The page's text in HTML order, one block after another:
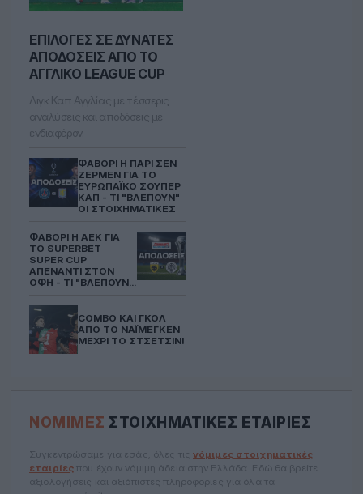
ΕΠΙΛΟΓΈΣ ΣΕ ΔΥΝΑΤΈΣ
ΑΠΟΔΌΣΕΙΣ ΑΠΌ ΤΟ
ΑΓΓΛΙΚΌ LEAGUE CUP
Λιγκ Καπ Αγγλίας με τέσσερις
αναλύσεις και αποδόσεις με
ενδιαφέρον.
ΦΑΒΟΡΊ Η ΠΑΡΊ ΣΕΝ
ΖΕΡΜΈΝ ΓΙΑ ΤΟ
ΕΥΡΩΠΑΪΚΌ ΣΟΎΠΕΡ
ΚΑΠ - ΤΙ "ΒΛΈΠΟΥΝ"
ΟΙ ΣΤΟΙΧΗΜΑΤΙΚΈΣ
ΦΑΒΟΡΊ Η ΑΕΚ ΓΙΑ
ΤΟ SUPERBET
SUPER CUP
ΑΠΈΝΑΝΤΙ ΣΤOΝ
ΟΦΗ - ΤΙ "ΒΛΈΠΟΥΝ"
COMBO ΚΑΙ ΓΚΟΛ
ΑΠΌ ΤΟ ΝΑΪΜΈΓΚΕΝ
ΜΈΧΡΙ ΤΟ ΣΤΣΈΤΣΙΝ!
ΝΌΜΙΜΕΣ ΣΤΟΙΧΗΜΑΤΙΚΈΣ ΕΤΑΙΡΊΕΣ
Συγκεντρώσαμε για εσάς, όλες τις νόμιμες στοιχηματικές
εταιρίες που έχουν νόμιμη άδεια στην Ελλάδα. Εδώ θα βρείτε
αξιολογήσεις και αξιόπιστες πληροφορίες για όλα τα